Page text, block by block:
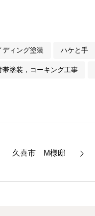
ディング塗装 ハケと手
帯塗装，コーキング工事
久喜市 M様邸